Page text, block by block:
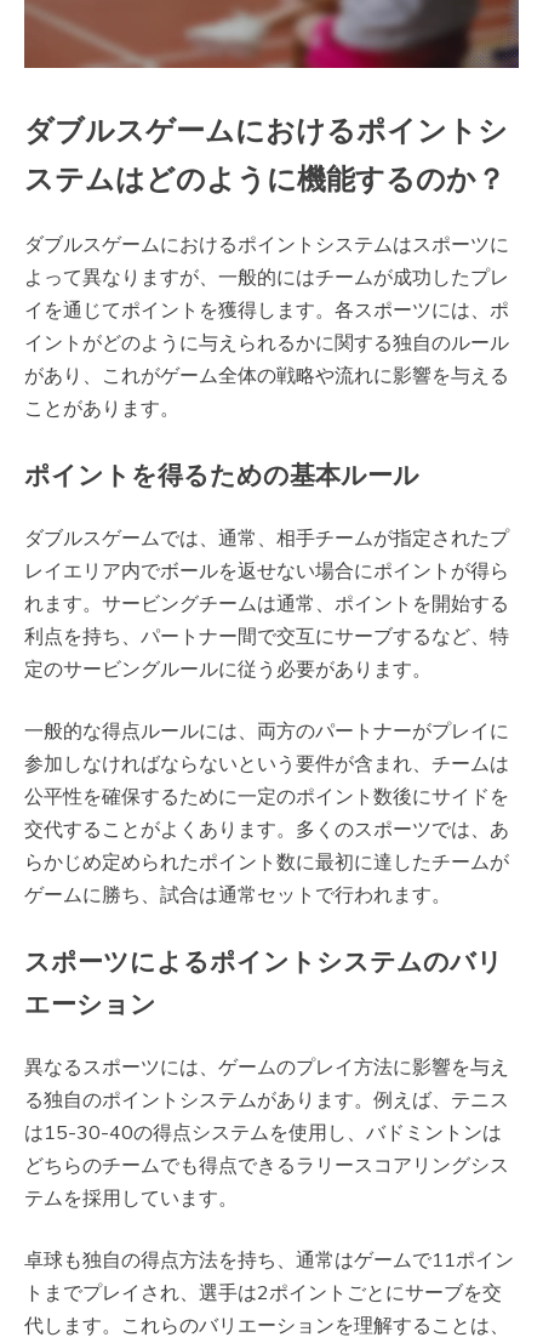
ダブルスゲームにおけるポイントシ
ステムはどのように機能するのか？
ダブルスゲームにおけるポイントシステムはスポーツに
よって異なりますが、一般的にはチームが成功したプレ
イを通じてポイントを獲得します。各スポーツには、ポ
イントがどのように与えられるかに関する独自のルール
があり、これがゲーム全体の戦略や流れに影響を与える
ことがあります。
ポイントを得るための基本ルール
ダブルスゲームでは、通常、相手チームが指定されたプ
レイエリア内でボールを返せない場合にポイントが得ら
れます。サービングチームは通常、ポイントを開始する
利点を持ち、パートナー間で交互にサーブするなど、特
定のサービングルールに従う必要があります。
一般的な得点ルールには、両方のパートナーがプレイに
参加しなければならないという要件が含まれ、チームは
公平性を確保するために一定のポイント数後にサイドを
交代することがよくあります。多くのスポーツでは、あ
らかじめ定められたポイント数に最初に達したチームが
ゲームに勝ち、試合は通常セットで行われます。
スポーツによるポイントシステムのバリ
エーション
異なるスポーツには、ゲームのプレイ方法に影響を与え
る独自のポイントシステムがあります。例えば、テニス
は15-30-40の得点システムを使用し、バドミントンは
どちらのチームでも得点できるラリースコアリングシス
テムを採用しています。
卓球も独自の得点方法を持ち、通常はゲームで11ポイン
トまでプレイされ、選手は2ポイントごとにサーブを交
代します。これらのバリエーションを理解することは、